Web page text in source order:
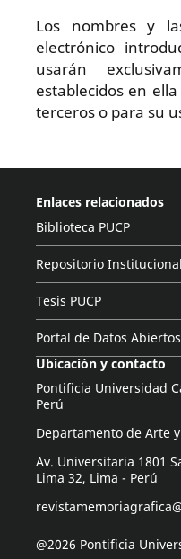
Los nombres y
electrónico
usarán
establecidos en
terceros o para su
Enlaces relacionados
Biblioteca PUCP
Repositorio Institucional
Tesis PUCP
Portal de Datos Abiertos
Ubicación y contacto
Pontificia Universidad
Perú
Departamento de Arte
Av. Universitaria 1801
Lima 32, Lima - Perú
@2026 Pontificia